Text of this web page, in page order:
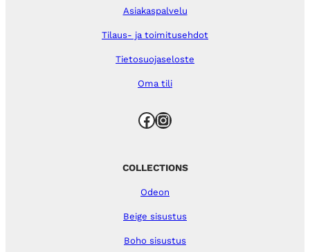
Asiakaspalvelu
Tilaus- ja toimitusehdot
Tietosuojaseloste
Oma tili
Facebook Instagram
COLLECTIONS
Odeon
Beige sisustus
Boho sisustus